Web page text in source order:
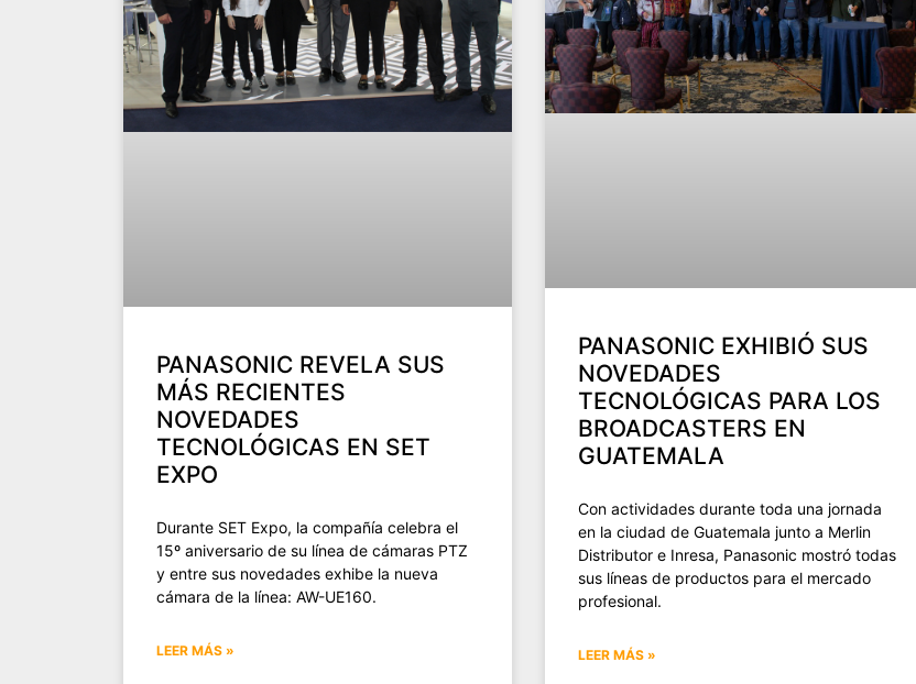
PANASONIC REVELA SUS
MÁS RECIENTES
NOVEDADES
TECNOLÓGICAS EN SET
EXPO
Durante SET Expo, la compañía celebra el
15º aniversario de su línea de cámaras PTZ
y entre sus novedades exhibe la nueva
cámara de la línea: AW-UE160.
LEER MÁS »
PANASONIC EXHIBIÓ SUS
NOVEDADES
TECNOLÓGICAS PARA LOS
BROADCASTERS EN
GUATEMALA
Con actividades durante toda una jornada
en la ciudad de Guatemala junto a Merlin
Distributor e Inresa, Panasonic mostró todas
sus líneas de productos para el mercado
profesional.
LEER MÁS »